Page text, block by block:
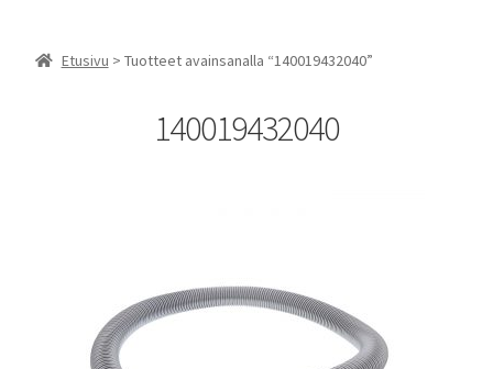
Etusivu > Tuotteet avainsanalla “140019432040”
140019432040